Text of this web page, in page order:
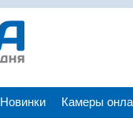
Новинки Камеры